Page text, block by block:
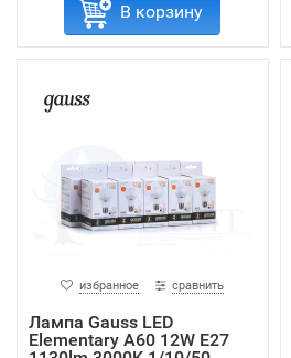
В корзину
избранное сравнить
Лампа Gauss LED
Elementary A60 12W E27